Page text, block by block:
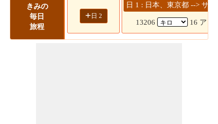
きみの
毎日
旅程
+ 日 2
日 1 : 日本、東京都 --> サ
13206 16 アワ